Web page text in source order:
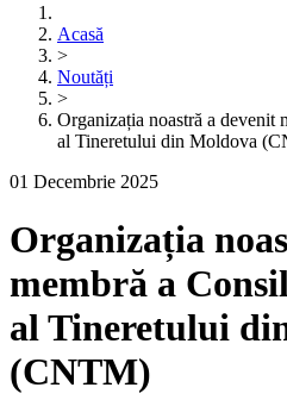
Acasă
>
Noutăți
>
Organizația noastră a
al Tineretului din Moldova
01 Decembrie 2025
Organizația
membră a
al Tineretului
(CNTM)